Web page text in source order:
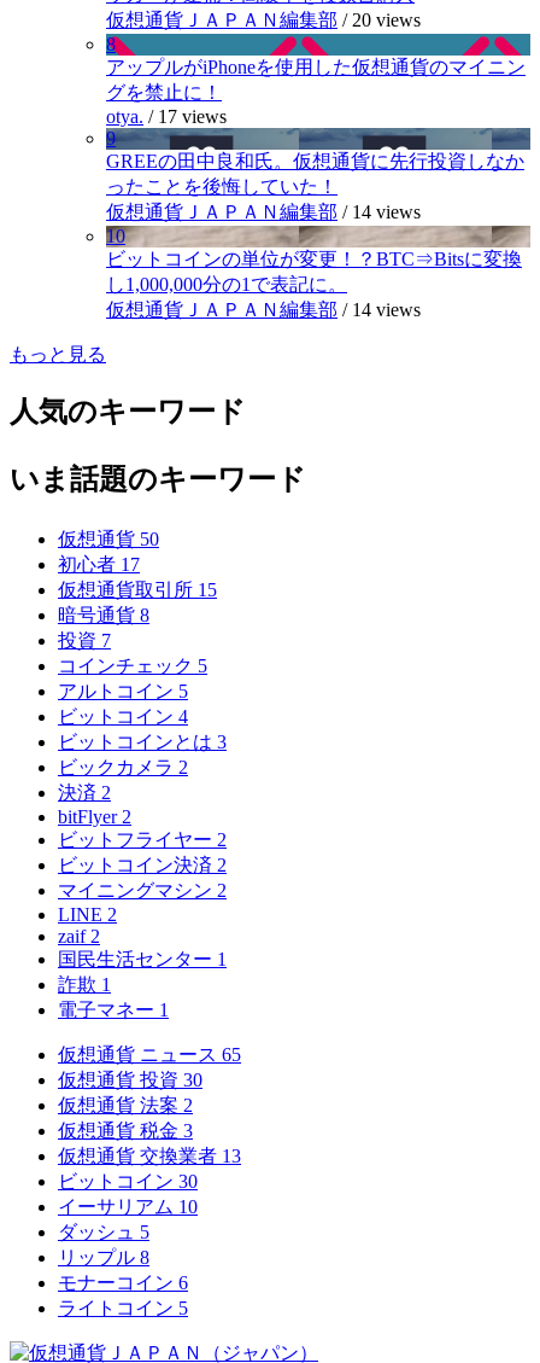
仮想通貨ＪＡＰＡＮ編集部 / 20 views
8
アップルがiPhoneを使用した仮想通貨のマイニン
グを禁止に！
otya. / 17 views
9
GREEの田中良和氏。仮想通貨に先行投資しなか
ったことを後悔していた！
仮想通貨ＪＡＰＡＮ編集部 / 14 views
10
ビットコインの単位が変更！？BTC⇒Bitsに変換
し1,000,000分の1で表記に。
仮想通貨ＪＡＰＡＮ編集部 / 14 views
もっと見る
人気のキーワード
いま話題のキーワード
仮想通貨 50
初心者 17
仮想通貨取引所 15
暗号通貨 8
投資 7
コインチェック 5
アルトコイン 5
ビットコイン 4
ビットコインとは 3
ビックカメラ 2
決済 2
bitFlyer 2
ビットフライヤー 2
ビットコイン決済 2
マイニングマシン 2
LINE 2
zaif 2
国民生活センター 1
詐欺 1
電子マネー 1
仮想通貨 ニュース 65
仮想通貨 投資 30
仮想通貨 法案 2
仮想通貨 税金 3
仮想通貨 交換業者 13
ビットコイン 30
イーサリアム 10
ダッシュ 5
リップル 8
モナーコイン 6
ライトコイン 5